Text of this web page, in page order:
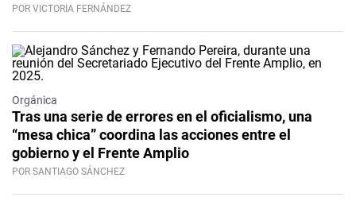
POR VICTORIA FERNÁNDEZ
Orgánica
Tras una serie de errores en el oficialismo, una
“mesa chica” coordina las acciones entre el
gobierno y el Frente Amplio
POR SANTIAGO SÁNCHEZ